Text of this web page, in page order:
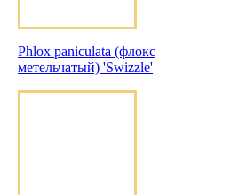
Phlox paniculata (флокс
метельчатый) 'Swizzle'